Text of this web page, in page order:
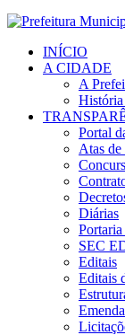
INÍCIO
A CIDADE
A
História
Portal
Atas de
Diárias
SEC
Editais
Editais